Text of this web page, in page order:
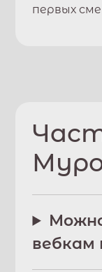
первых
вебкам